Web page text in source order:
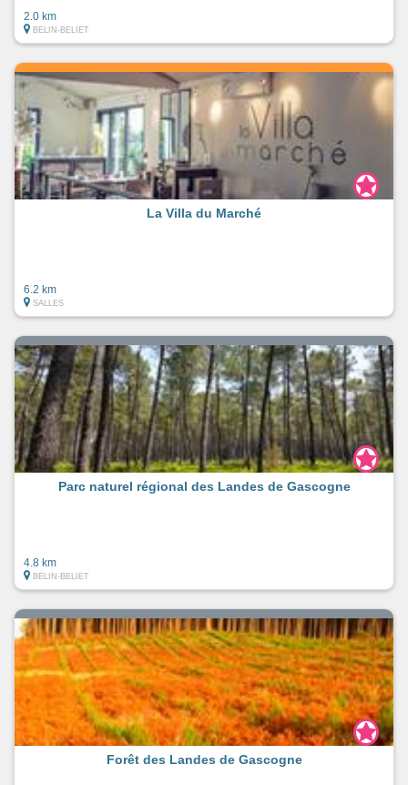
2.0 km
BELIN-BELIET
La Villa du Marché
6.2 km
SALLES
Parc naturel régional des Landes de Gascogne
4.8 km
BELIN-BELIET
Forêt des Landes de Gascogne